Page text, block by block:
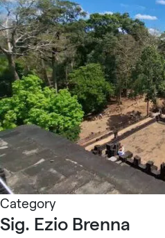
Category
Sig. Ezio Brenna